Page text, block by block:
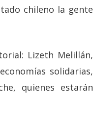
chileno la gente
Lizeth Melillán,
solidarias,
quienes estarán